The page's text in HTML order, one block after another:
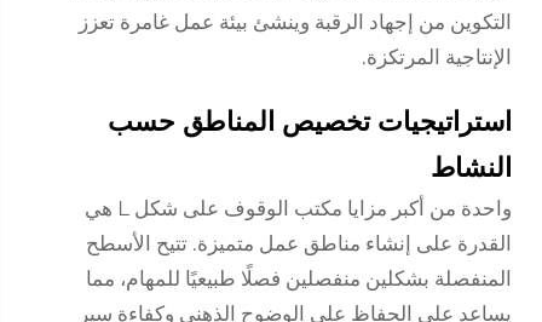
التكوين من إجهاد الرقبة وينشئ بيئة عمل غامرة تعزز
الإنتاجية المرتكزة.
استراتيجيات تخصيص المناطق حسب
النشاط
واحدة من أكبر مزايا مكتب الوقوف على شكل L هي
القدرة على إنشاء مناطق عمل متميزة. تتيح الأسطح
المنفصلة بشكلين منفصلين فصلًا طبيعيًا للمهام، مما
يساعد على الحفاظ على الوضوح الذهني وكفاءة سير